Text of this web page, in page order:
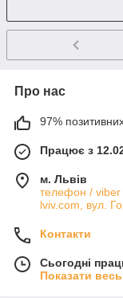
Про нас
97% позитивних
Працює з
м. Львів
телефон / viber
lviv.com, вул.
Контакти
Сьогодні
Показати